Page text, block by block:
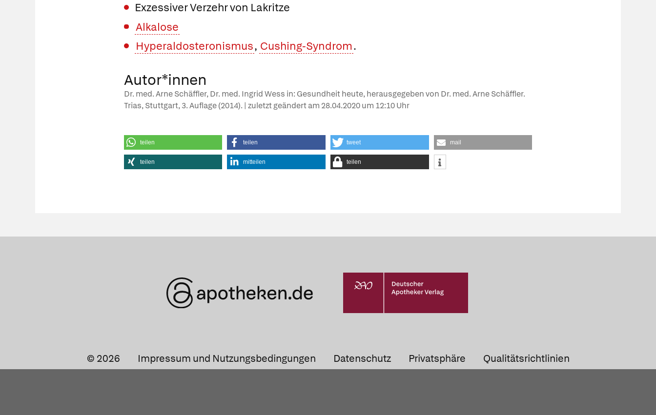
Exzessiver Verzehr von Lakritze
Alkalose
Hyperaldosteronismus, Cushing-Syndrom.
Autor*innen
Dr. med. Arne Schäffler, Dr. med. Ingrid Wess in: Gesundheit heute, herausgegeben von Dr. med. Arne Schäffler.
Trias, Stuttgart, 3. Auflage (2014). | zuletzt geändert am 28.04.2020um 12:10 Uhr
teilen teilen tweet mail
teilen mitteilen teilen
© 2026 Impressum und Nutzungsbedingungen Datenschutz Privatsphäre Qualitätsrichtlinien